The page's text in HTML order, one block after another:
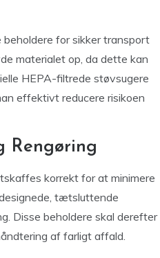
for sikker transport
materialet op, da dette kan
HEPA-filtrede støvsugere
effektivt reducere risikoen
Rengøring
korrekt for at minimere
tætsluttende
Disse beholdere skal derefter
af farligt affald.